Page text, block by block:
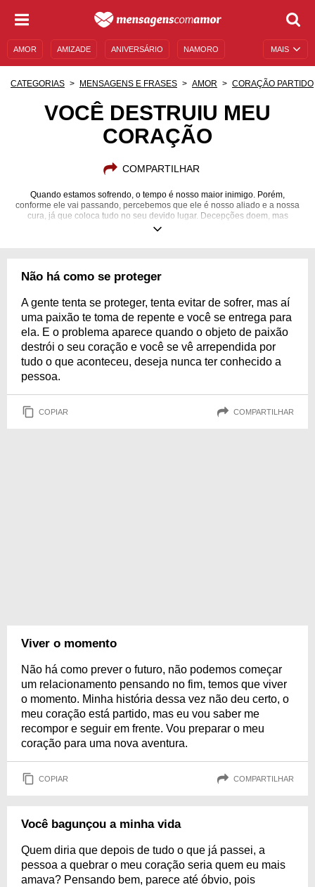
MAIS
AMOR AMIZADE ANIVERSÁRIO NAMORO
MENSAGENS DE ANIVERSÁRIO
CATEGORIAS MENSAGENS E FRASES AMOR CORAÇÃO PARTIDO
VOCÊ DESTRUIU MEU
CORAÇÃO
COMPARTILHAR
Quando estamos sofrendo, o tempo é nosso maior inimigo. Porém,
conforme ele vai passando, percebemos que ele é nosso aliado e a nossa
cura, já que coloca tudo no seu devido lugar. Decepções doem, mas
passam e nos deixam calejados para enfrentar tudo o que vier em
Não há como se proteger
A gente tenta se proteger, tenta evitar de sofrer, mas aí
uma paixão te toma de repente e você se entrega para
ela. E o problema aparece quando o objeto de paixão
destrói o seu coração e você se vê arrependida por
tudo o que aconteceu, deseja nunca ter conhecido a
pessoa.
COPIAR COMPARTILHAR
Viver o momento
Não há como prever o futuro, não podemos começar
um relacionamento pensando no fim, temos que viver
o momento. Minha história dessa vez não deu certo, o
meu coração está partido, mas eu vou saber me
recompor e seguir em frente. Vou preparar o meu
coração para uma nova aventura.
COPIAR COMPARTILHAR
Você bagunçou a minha vida
Quem diria que depois de tudo o que já passei, a
pessoa a quebrar o meu coração seria quem eu mais
amava? Pensando bem, parece até óbvio, pois